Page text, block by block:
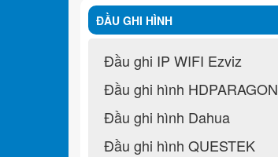
ĐẦU GHI HÌNH
Đầu ghi IP WIFI Ezviz
Đầu ghi hình HDPARAGON
Đầu ghi hình Dahua
Đầu ghi hình QUESTEK